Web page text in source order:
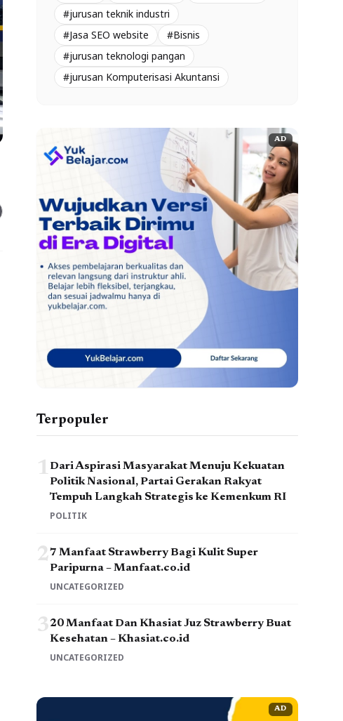
#jurusan teknik industri
#Jasa SEO website
#Bisnis
#jurusan teknologi pangan
#jurusan Komputerisasi Akuntansi
AD
Terpopuler
1 Dari Aspirasi Masyarakat Menuju Kekuatan
Politik Nasional, Partai Gerakan Rakyat
Tempuh Langkah Strategis ke Kemenkum RI
POLITIK
27 Manfaat Strawberry Bagi Kulit Super
Paripurna – Manfaat.co.id
UNCATEGORIZED
320 Manfaat Dan Khasiat Juz Strawberry Buat
Kesehatan – Khasiat.co.id
UNCATEGORIZED
AD